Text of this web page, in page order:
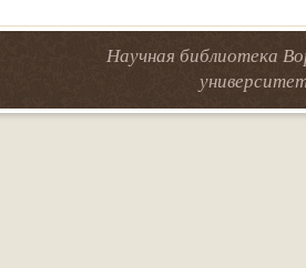
Научная библиотека